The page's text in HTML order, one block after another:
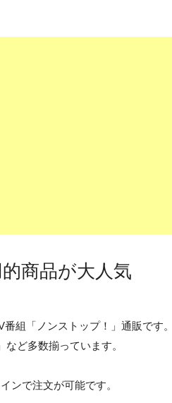
商品が大人気
組「ノンストップ！」通販です。
ど多数揃っています。
ンで注文が可能です。